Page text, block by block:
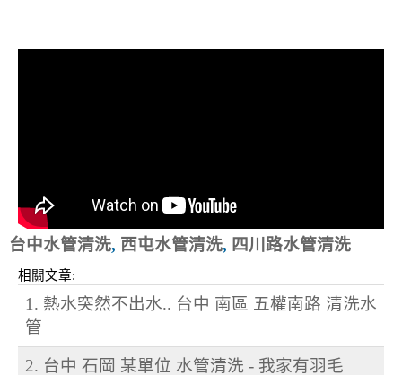
台中水管清洗, 西屯水管清洗, 四川路水管清洗
相關文章:
1. 熱水突然不出水.. 台中 南區 五權南路 清洗水
管
2. 台中 石岡 某單位 水管清洗 - 我家有羽毛